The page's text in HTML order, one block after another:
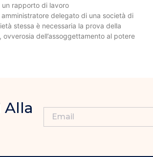
un rapporto di lavoro
delegato di una società di
stessa è necessaria la prova della
ovverosia dell’assoggettamento al potere
Alla